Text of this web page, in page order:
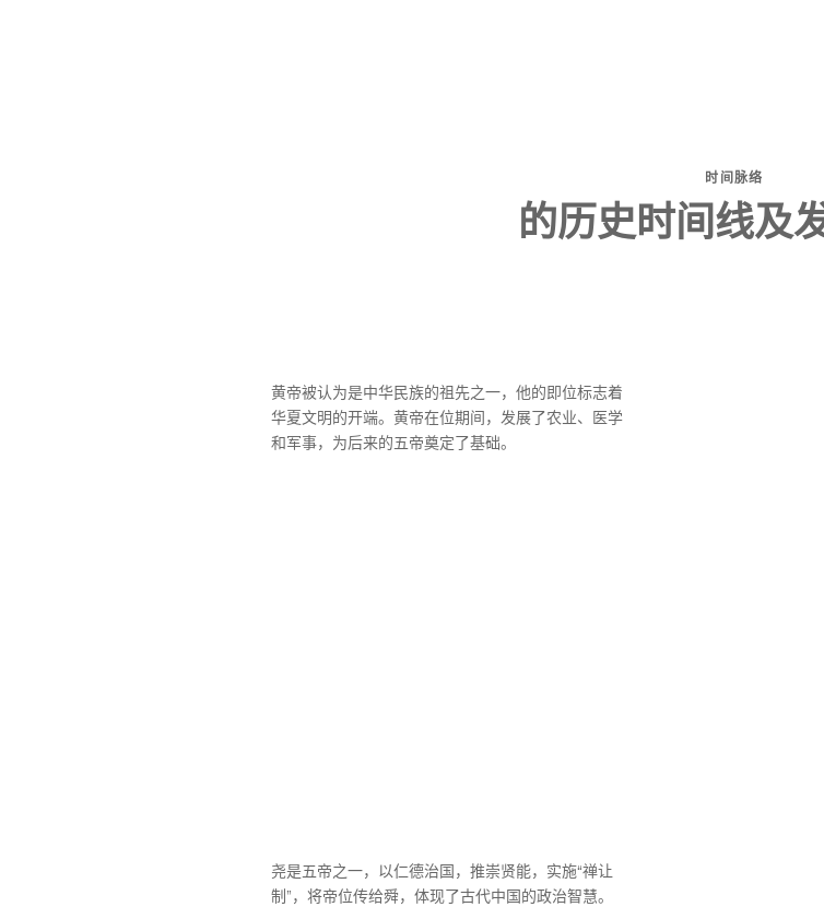
时间脉络
的历史时间线及
黄帝被认为是中华民族的祖先之一，他的即位标志着
华夏文明的开端。黄帝在位期间，发展了农业、医学
和军事，为后来的五帝奠定了基础。
尧是五帝之一，以仁德治国，推崇贤能，实施“禅让
制”，将帝位传给舜，体现了古代中国的政治智慧。